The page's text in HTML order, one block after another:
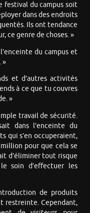
festival du campus soit
dans des endroits
Ils ont tendance
ce genre de choses. »
du campus et
»
et d’autres activités
à ce que tu couvres
»
travail de sécurité.
dans l’enceinte du
qui s’en occuperaient,
pour que cela se
d’éliminer tout risque
soin d’effectuer les
de produits
restreinte. Cependant,